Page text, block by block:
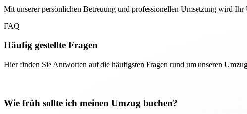
Mit unserer persönlichen Betreuung und professionellen Umsetzung wird
FAQ
Häufig gestellte Fragen
Hier finden Sie Antworten auf die häufigsten Fragen rund um unseren
Wie früh sollte ich meinen Umzug buchen?